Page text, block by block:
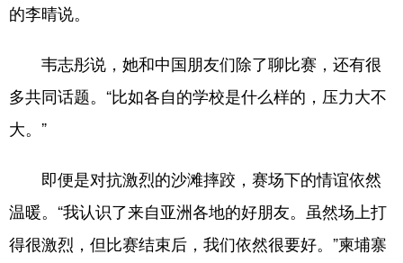
的李晴说。
韦志彤说，她和中国朋友们除了聊比赛，还有很
多共同话题。“比如各自的学校是什么样的，压力大不
大。”
即便是对抗激烈的沙滩摔跤，赛场下的情谊依然
温暖。“我认识了来自亚洲各地的好朋友。虽然场上打
得很激烈，但比赛结束后，我们依然很要好。”柬埔寨